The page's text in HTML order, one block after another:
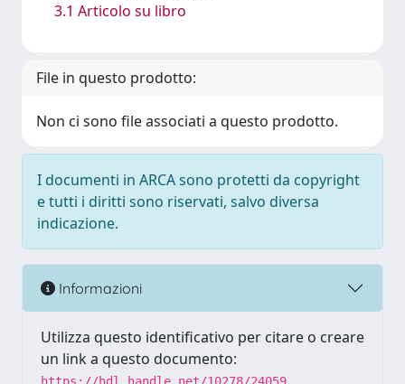
3.1 Articolo su libro
File in questo prodotto:
Non ci sono file associati a questo prodotto.
I documenti in ARCA sono protetti da copyright
e tutti i diritti sono riservati, salvo diversa
indicazione.
Informazioni
Utilizza questo identificativo per citare o creare
un link a questo documento: